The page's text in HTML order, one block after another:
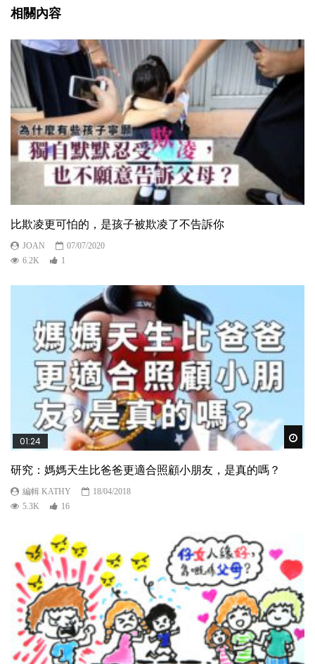
相關內容
比欺凌更可怕的，是孩子被欺凌了不告訴你
JOAN
07/07/2020
6.2K
1
01:24
研究：媽媽天生比爸爸更適合照顧小朋友，是真的嗎？
編輯 KATHY
18/04/2018
5.3K
16